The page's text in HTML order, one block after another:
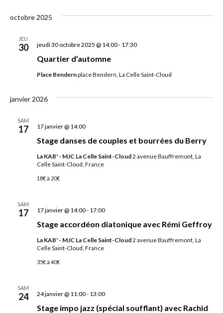
octobre 2025
JEU
30
Quartier d’automne
jeudi 30 octobre 2025 @ 14:00- 17:30
Place Bendernplace Bendern, La Celle Saint-Cloud
janvier 2026
SAM
17
Stage danses de couples et bourrées du Berry
17 janvier @ 14:00
La KAB' - MJC La Celle Saint-Cloud2 avenue Bauffremont, La
Celle Saint-Cloud, France
18€ à 20€
SAM
17
Stage accordéon diatonique avec Rémi Geffroy
17 janvier @ 14:00- 17:00
La KAB' - MJC La Celle Saint-Cloud2 avenue Bauffremont, La
Celle Saint-Cloud, France
35€ à 40€
SAM
24
Stage impo jazz (spécial soufflant) avec Rachid
24 janvier @ 11:00- 13:00